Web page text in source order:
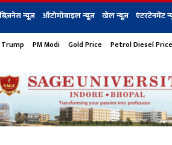
बिज़नेस न्यूज़ ऑटोमोबाइल न्यूज़ खेल न्यूज़ एंटरटेनमेंट
बिज़नेस टेक न्यूज धर्म
PM Modi Gold Price Petrol Diesel Price